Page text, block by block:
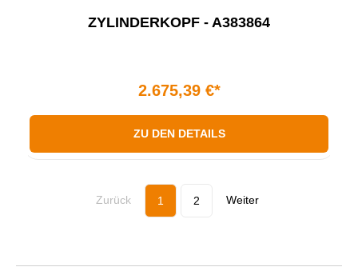
ZYLINDERKOPF - A383864
2.675,39 €*
ZU DEN DETAILS
Zurück 1 2 Weiter